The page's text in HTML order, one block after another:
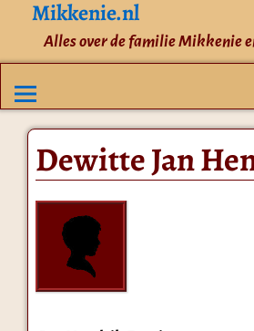
Mikkenie.nl
Alles over de familie Mikkenie
Dewitte Jan